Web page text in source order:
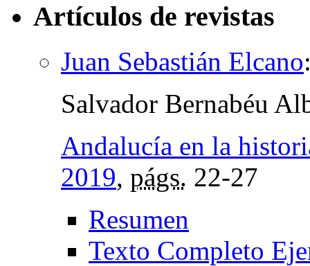
Artículos de revistas
Juan Sebastián Elcano
Salvador Bernabéu
Andalucía en la
2019, págs. 22-27
Resumen
Texto Completo